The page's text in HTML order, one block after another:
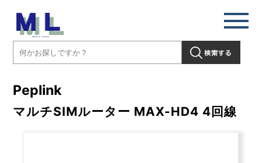
Peplink
マルチSIMルーター MAX-HD4 4回線